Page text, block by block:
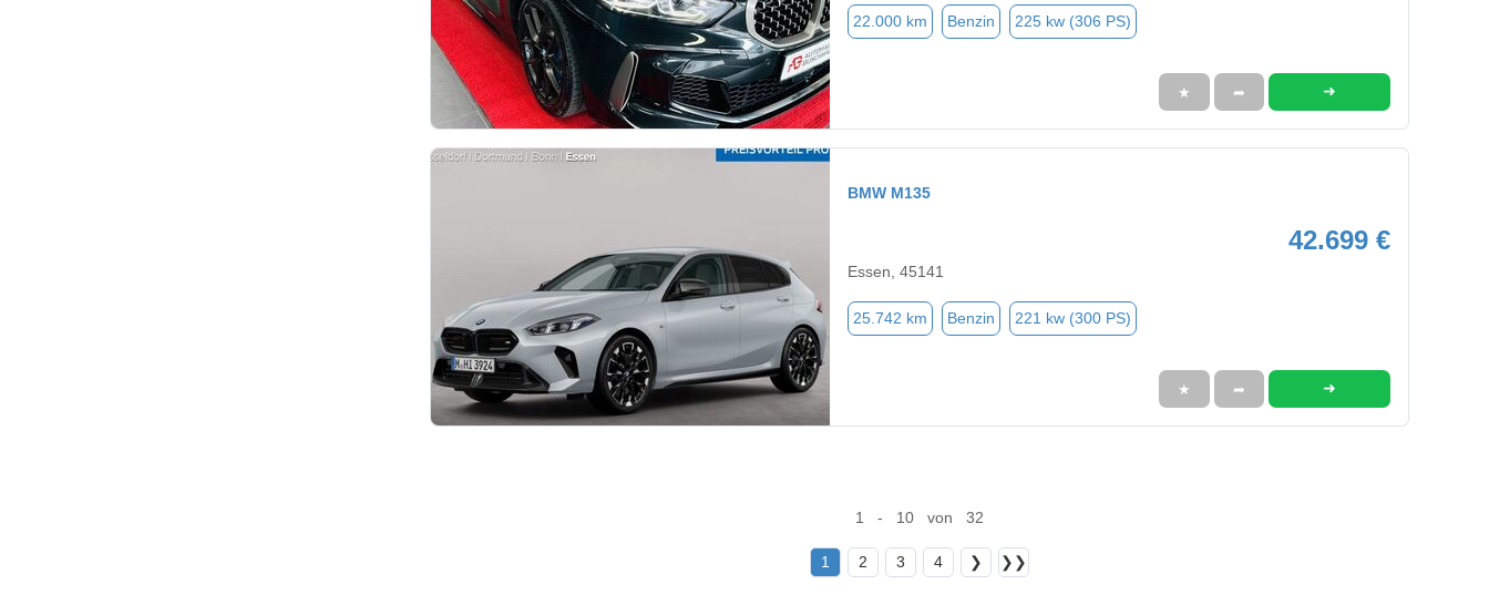
22.000 km Benzin 225 kw (306 PS)
★ ➦ ➜
BMW M135
42.699 €
Essen, 45141
25.742 km Benzin 221 kw (300 PS)
★ ➦ ➜
1 - 10 von 32
1 2 3 4 ❯ ❯❯